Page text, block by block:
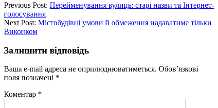
Previous Post: Перейменування вулиць: старі назви та Інтернет-
голосування
Next Post: Містобудівні умови й обмеження надаватиме тільки
Виконком
Залишити відповідь
Ваша e-mail адреса не оприлюднюватиметься. Обов’язкові
поля позначені *
Коментар *